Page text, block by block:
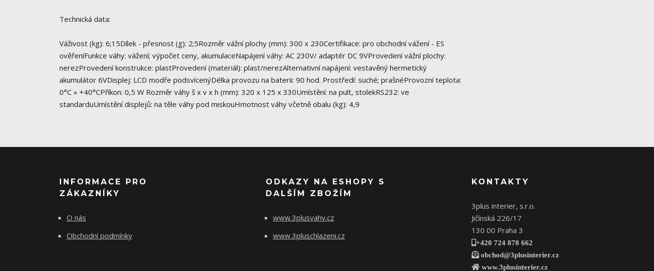
Technická data:
Váživost (kg): 6;15Dílek - přesnost (g): 2;5Rozměr vážní plochy (mm): 300 x 230Certifikace: pro obchodní vážení - ES
ověřeníFunkce váhy: vážení; výpočet ceny, akumulaceNapájení váhy: AC 230V/ adaptér DC 9VProvedení vážní plochy:
nerezProvedení konstrukce: plastProvedení (materiál): plast/nerezAlternativní napájení: vestavěný hermetický
akumulátor 6VDisplej: LCD modře podsvícenýDélka provozu na baterii: 90 hod. Prostředí: suché; prašnéProvozní teplota:
0°C » +40°CPříkon: 0,5 W Rozměr váhy š x v x h (mm): 320 x 125 x 330Umístění: na pult, stolekRS232: ve
standarduUmístění displejů: na těle váhy pod miskouHmotnost váhy včetně obalu (kg): 4,9
INFORMACE PRO
ZÁKAZNÍKY
O nás
Obchodní podmínky
ODKAZY NA ESHOPY S
DALŠÍM ZBOŽÍM
www.3plusvahy.cz
www.3pluschlazeni.cz
KONTAKTY
3plus interier, s.r.o.
Jičínská 226/17
130 00 Praha 3
+420 724 878 662
obchod@3plusinterier.cz
www.3plusinterier.cz